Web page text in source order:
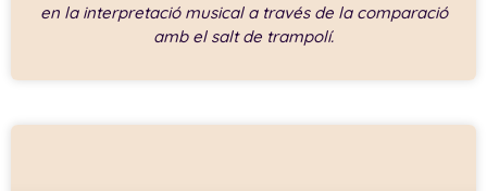
en la interpretació musical a través de la comparació
amb el salt de trampolí.